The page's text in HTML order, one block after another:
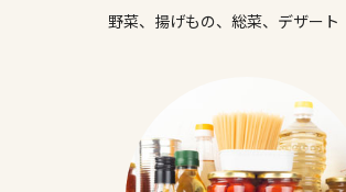
野菜、揚げもの、総菜、デザー